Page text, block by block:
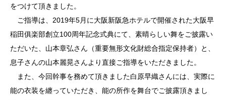
をつけて頂きました。
ご指導は、2019年5月に大阪新阪急ホテルで開催された大阪早
稲田俱楽部創立100周年記念式典にて、素晴らしい舞をご披露い
ただいた、山本章弘さん（重要無形文化財総合指定保持者）と、
息子さんの山本麗晃さんより直接ご指導をいただきました。
また、今回幹事を務めて頂きました白原早織さんには、実際に
能の衣装を纏っていただき、能の所作を舞台でご披露頂きまし